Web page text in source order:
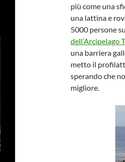
più come una
una lattina e
5000 persone
dell’Arcipelago
una barriera
metto il
sperando che
migliore.